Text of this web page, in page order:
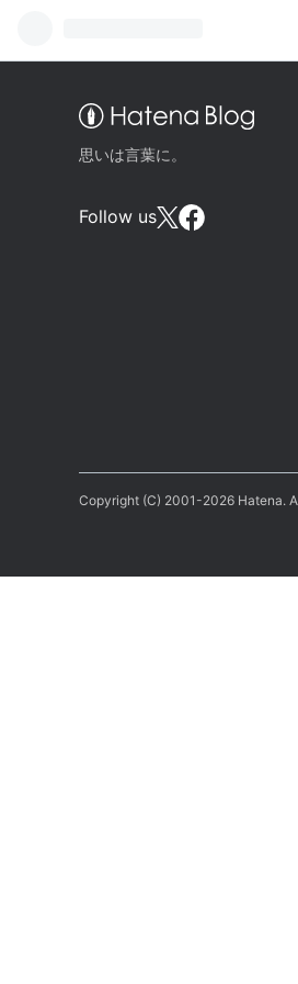
思いは言葉に。
Follow us
Copyright (C) 2001-2026 Hatena.